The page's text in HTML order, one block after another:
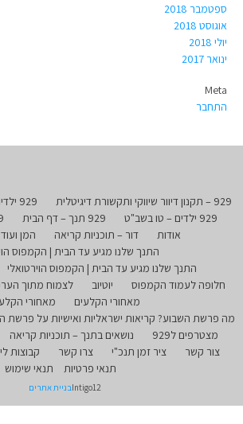
ספטמבר 2018
אוגוסט 2018
יולי 2018
ינואר 2017
Meta
התחבר
929 – תקנון דיוור שיווקי ותקשורת דיגיטלית 929 ילדים
929 ילדים – טו בשב"ט
929 תנך – דף הבית
אודות
דור – תוכניות קריאה
המן
התנך שלנו מגיע עד הבית | הקמפוס
התנך שלנו מגיע עד הבית | הקמפוס הוירטואלי
חלופה לעמוד הקמפוס
יוטיוב לצמוח מתוך
מאחורי הקלעים
מאחורי
מה פרשת השבוע? קריאות ישראליות ואישיות על פרשת
מצטרפים ל929
נושאים בתנך – תוכניות קריאה
צור קשר
ציר זמן תנכ"י צרו קשר קבוצות
תנאי פרטיות
תנאי שימוש
Intigo12בניית אתרים